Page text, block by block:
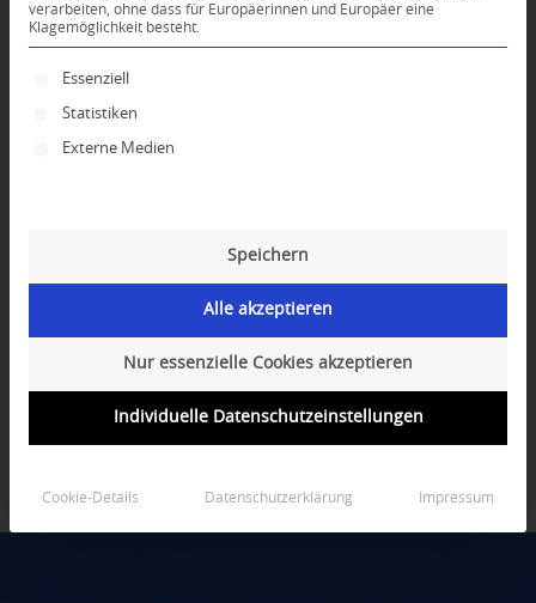
E-Mail-Adresse*
verarbeiten, ohne dass für Europäerinnen und Europäer eine
Klagemöglichkeit besteht.
Es folgt eine Liste der Service-Gruppen, für die
Essenziell
Statistiken
Externe Medien
Speichern
Alle akzeptieren
Nur essenzielle Cookies akzeptieren
Individuelle Datenschutzeinstellungen
Cookie-Details Datenschutzerklärung Impressum